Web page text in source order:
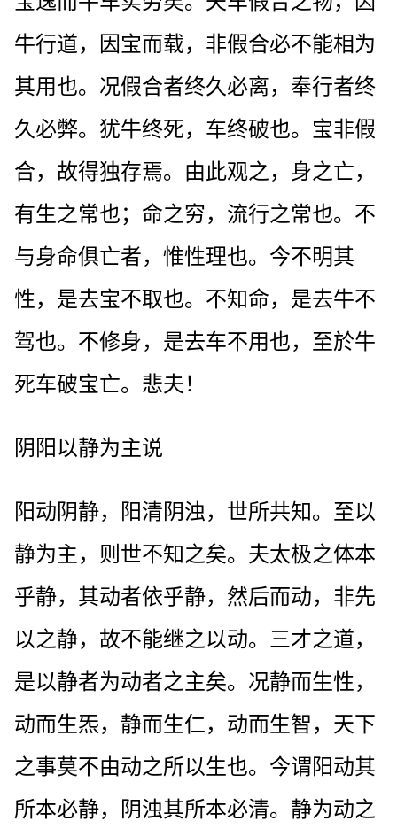
牛行道，因宝而载，非假合必不能相为
其用也。况假合者终久必离，奉行者终
久必弊。犹牛终死，车终破也。宝非假
合，故得独存焉。由此观之，身之亡，
有生之常也；命之穷，流行之常也。不
与身命俱亡者，惟性理也。今不明其
性，是去宝不取也。不知命，是去牛不
驾也。不修身，是去车不用也，至於牛
死车破宝亡。悲夫！
阴阳以静为主说
阳动阴静，阳清阴浊，世所共知。至以
静为主，则世不知之矣。夫太极之体本
乎静，其动者依乎静，然后而动，非先
以之静，故不能继之以动。三才之道，
是以静者为动者之主矣。况静而生性，
动而生炁，静而生仁，动而生智，天下
之事莫不由动之所以生也。今谓阳动其
所本必静，阴浊其所本必清。静为动之